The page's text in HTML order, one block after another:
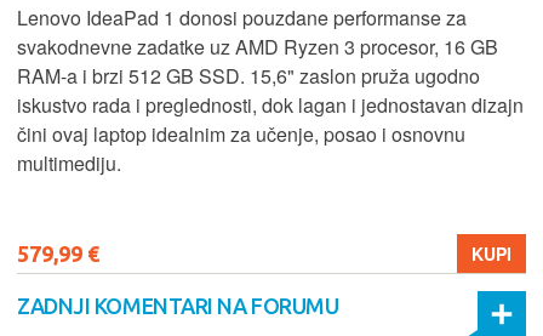
Lenovo IdeaPad 1 donosi pouzdane performanse za
svakodnevne zadatke uz AMD Ryzen 3 procesor, 16 GB
RAM-a i brzi 512 GB SSD. 15,6" zaslon pruža ugodno
iskustvo rada i preglednosti, dok lagan i jednostavan dizajn
čini ovaj laptop idealnim za učenje, posao i osnovnu
multimediju.
579,99 € KUPI
ZADNJI KOMENTARI NA FORUMU